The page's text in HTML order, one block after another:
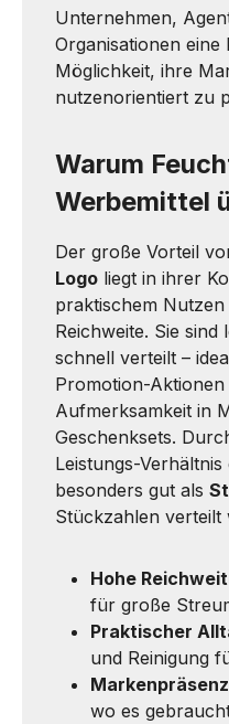
Unternehmen,
Organisationen eine
Möglichkeit, ihre
nutzenorientiert zu
Warum
Werbemittel
Der große Vorteil
Logo liegt in ihrer
praktischem
Reichweite. Sie
schnell verteilt –
Promotion-
Aufmerksamkeit in
Geschenksets.
Leistungs-Verhältnis
besonders gut als
Stückzahlen verteilt
Hohe
für große
Praktischer
und Reinigung
wo es